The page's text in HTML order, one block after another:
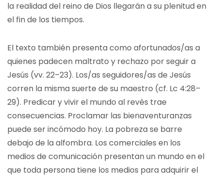
la realidad del reino de Dios llegarán a su plenitud en
el fin de los tiempos.
El texto también presenta como afortunados/as a
quienes padecen maltrato y rechazo por seguir a
Jesús (vv. 22–23). Los/as seguidores/as de Jesús
corren la misma suerte de su maestro (cf. Lc 4:28–
29). Predicar y vivir el mundo al revés trae
consecuencias. Proclamar las bienaventuranzas
puede ser incómodo hoy. La pobreza se barre
debajo de la alfombra. Los comerciales en los
medios de comunicación presentan un mundo en el
que toda persona tiene los medios para adquirir el